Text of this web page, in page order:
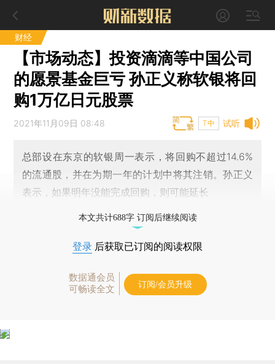
财经
【市场动态】投资滴滴等中国公司
的愿景基金巨亏 孙正义称软银将回
购1万亿日元股票
试听
2021年11月09日 08:48 T中
总部设在东京的软银周一表示，将回购不超过14.6%
的流通股，并在为期一年的计划中将其注销。孙正义
表示，如果明年没能完成回购，则可能延长
本文共计688字 订阅后继续阅读
登录 后获取已订阅的阅读权限
数据通会员
可畅读全文
订阅/会员升级